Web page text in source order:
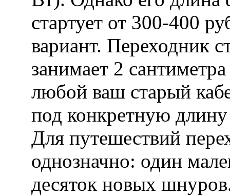
стартует от 300-400
вариант. Переходник
занимает 2
любой ваш старый
под конкретную
Для путешествий
однозначно: один
десяток новых